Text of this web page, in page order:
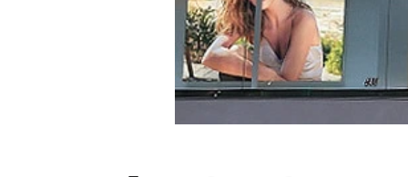
Folgen Sie uns
Kontakt